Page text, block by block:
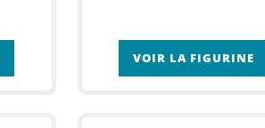
VOIR LA FIGURINE